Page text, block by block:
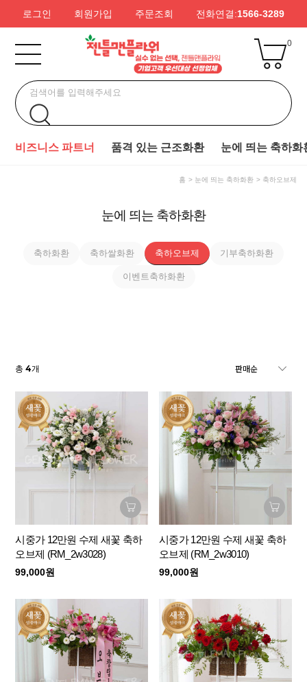
로그인 회원가입 주문조회 전화연결:1566-3289
0
비즈니스 파트너 품격 있는 근조화환 눈에 띄는 축하화
홈 눈에 띄는 축하화환 축하오브제
눈에 띄는 축하화환
축하화환 축하쌀화환 축하오브제 기부축하화환
이벤트축하화환
총4개
시중가 12만원 수제 새꽃 축하
오브제 (RM_2w3028)
99,000원
시중가 12만원 수제 새꽃 축하
오브제 (RM_2w3010)
99,000원